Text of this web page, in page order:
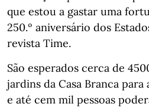
que estou a gastar uma
250.º aniversário dos
revista Time.
São esperados cerca de
jardins da Casa Branca
e até cem mil pessoas